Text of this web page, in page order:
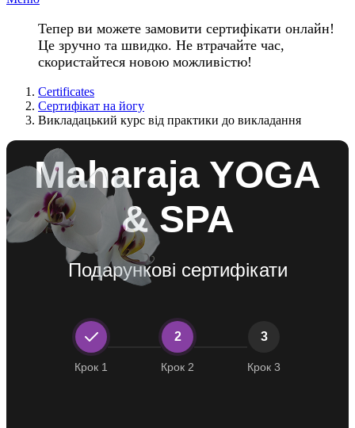
Тепер ви можете замовити сертифікати онлайн!
Це зручно та швидко. Не втрачайте час,
скористайтеся новою можливістю!
Certificates
Сертифікат на йогу
Викладацький курс від практики до викладання
Maharaja YOGA
& SPA
Подарункові сертифікати
Крок 1
2
Крок 2
3
Крок 3